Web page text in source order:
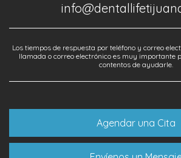
Los tiempos de respuesta por teléfono y correo
llamada o correo electrónico es muy importante
contentos de ayudarle.
Agendar una Cita